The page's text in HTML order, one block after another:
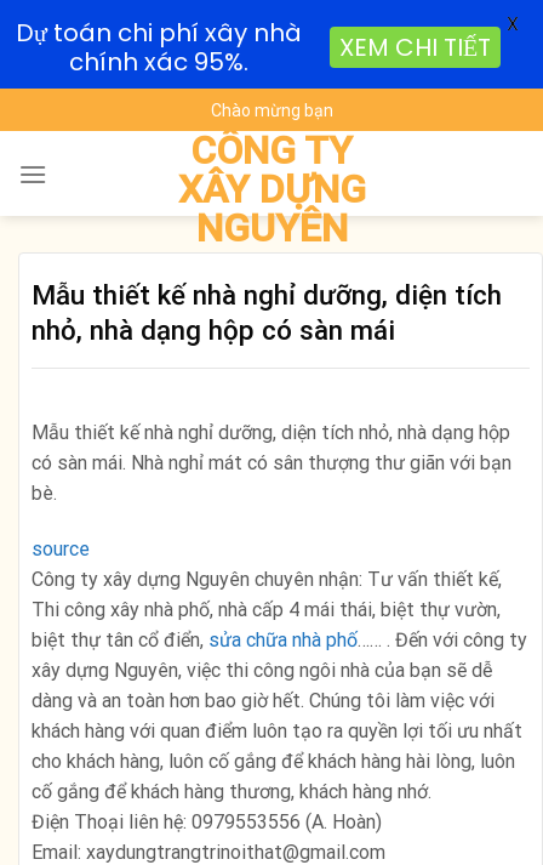
to
content
Chào mừng bạn
CÔNG TY
XÂY DỰNG
NGUYÊN
Mẫu thiết kế nhà nghỉ dưỡng, diện tích
nhỏ, nhà dạng hộp có sàn mái
Mẫu thiết kế nhà nghỉ dưỡng, diện tích nhỏ, nhà dạng hộp
có sàn mái. Nhà nghỉ mát có sân thượng thư giãn với bạn
bè.
source
Công ty xây dựng Nguyên chuyên nhận: Tư vấn thiết kế,
Thi công xây nhà phố, nhà cấp 4 mái thái, biệt thự vườn,
biệt thự tân cổ điển, sửa chữa nhà phố…… . Đến với công ty
xây dựng Nguyên, việc thi công ngôi nhà của bạn sẽ dễ
dàng và an toàn hơn bao giờ hết. Chúng tôi làm việc với
khách hàng với quan điểm luôn tạo ra quyền lợi tối ưu nhất
cho khách hàng, luôn cố gắng để khách hàng hài lòng, luôn
cố gắng để khách hàng thương, khách hàng nhớ.
Điện Thoại liên hệ: 0979553556 (A. Hoàn)
Email: xaydungtrangtrinoithat@gmail.com
Dự toán chi phí xây nhà
chính xác 95%.
XEM CHI TIẾT
X